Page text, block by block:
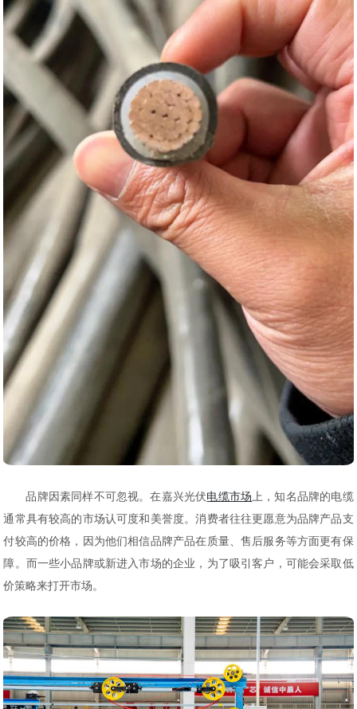
品牌因素同样不可忽视。在嘉兴光伏电缆市场 上，知名品牌的电缆
通常具有较高的市场认可度和美誉度。消费者往往更愿意为品牌产品支
付较高的价格，因为他们相信品牌产品在质量、售后服务等方面更有保
障。而一些小品牌或新进入市场的企业，为了吸引客户，可能会采取低
价策略来打开市场。